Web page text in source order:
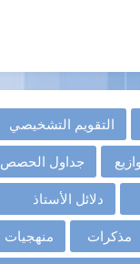
التقويم التشخيصي
جداول الحصص
دلائل الأستاذ
مذكرات منهجيات